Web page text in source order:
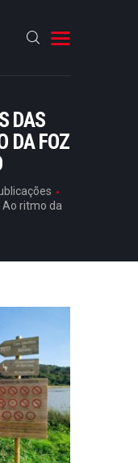
DAS
DA FOZ
Ao ritmo da